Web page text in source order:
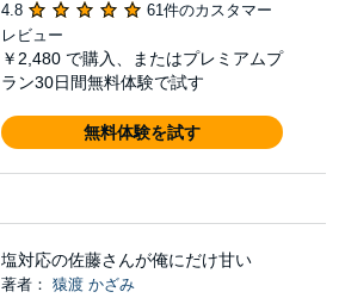
4.8
61件のカスタマー
レビュー
￥2,480 で購入、またはプレミアムプ
ラン30日間無料体験で試す
無料体験を試す
塩対応の佐藤さんが俺にだけ甘い
著者： 猿渡 かざみ